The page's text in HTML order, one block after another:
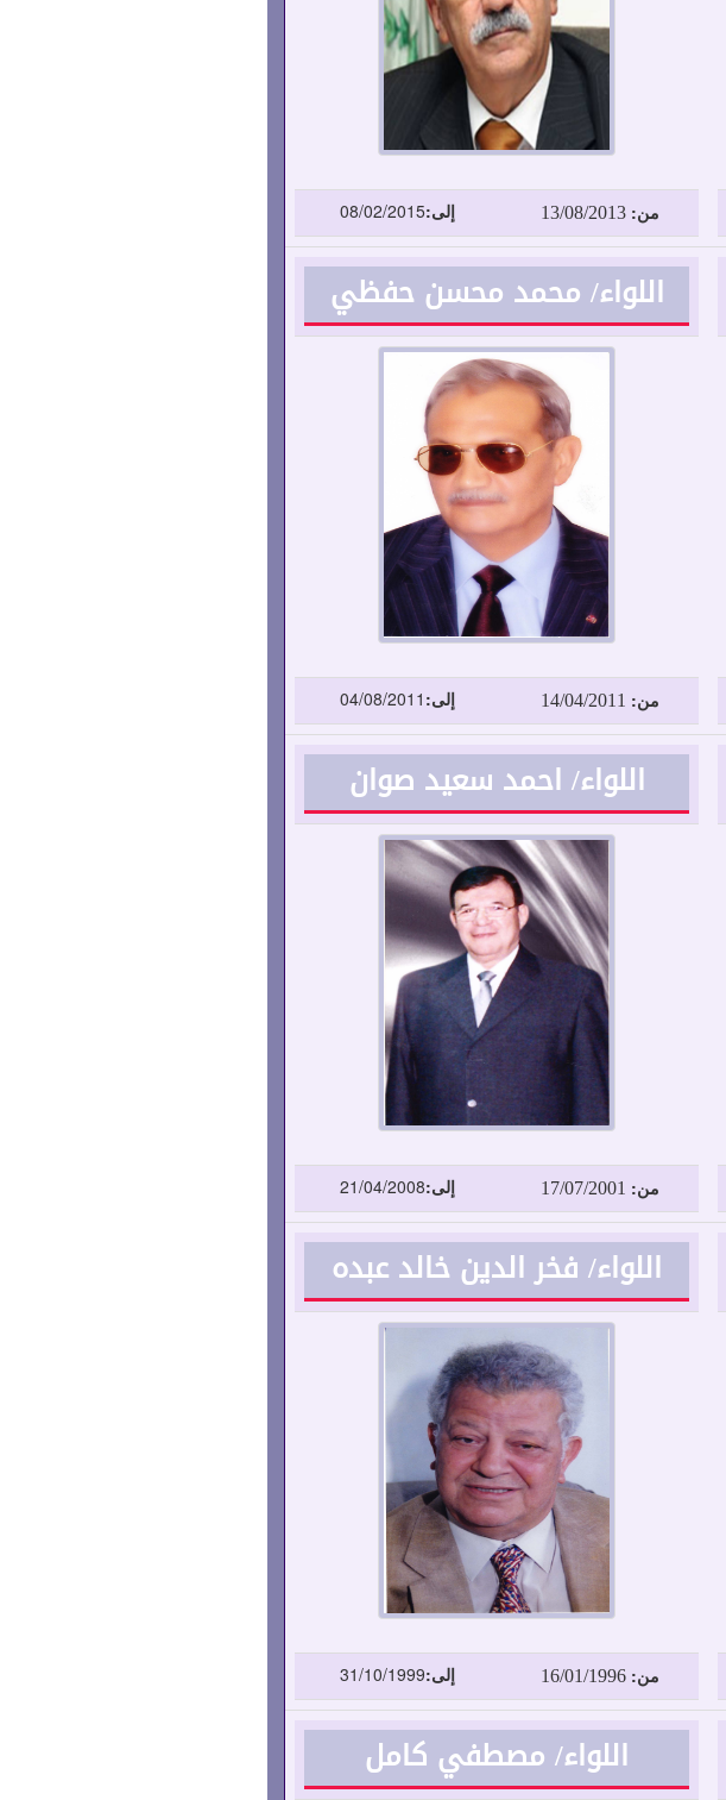
من:13/08/2013 إلى:08/02/2015
اللواء/ محمد محسن حفظي
من: 14/04/2011 إلى: 04/08/2011
اللواء/ احمد سعيد صوان
من: 17/07/2001 إلى:21/04/2008
اللواء/ فخر الدين خالد عبده
من:16/01/1996 إلى:31/10/1999
اللواء/ مصطفي كامل